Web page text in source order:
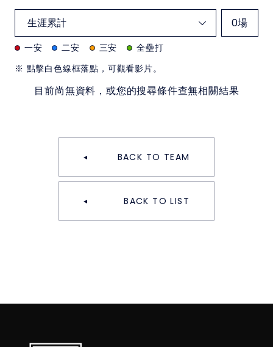
0場
一安 二安 三安
全壘打
※ 點擊白色線框落點，可觀看影片。
目前尚無資料，或您的搜尋條件查無相關結果
BACK TO TEAM
BACK TO LIST